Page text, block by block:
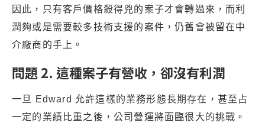
因此，只有客戶價格殺得兇的案子才會轉過來，而利
潤夠或是需要較多技術支援的案件，仍舊會被留在中
介廠商的手上。
問題 2. 這種案子有營收，卻沒有利潤
一旦 Edward 允許這樣的業務形態長期存在，甚至占
一定的業績比重之後，公司營運將面臨很大的挑戰。